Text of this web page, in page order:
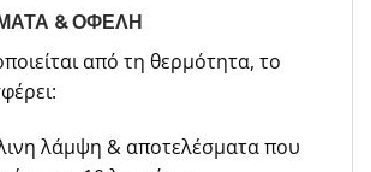
& ΟΦΕΛΗ
από τη θερμότητα, το
λάμψη & αποτελέσματα που